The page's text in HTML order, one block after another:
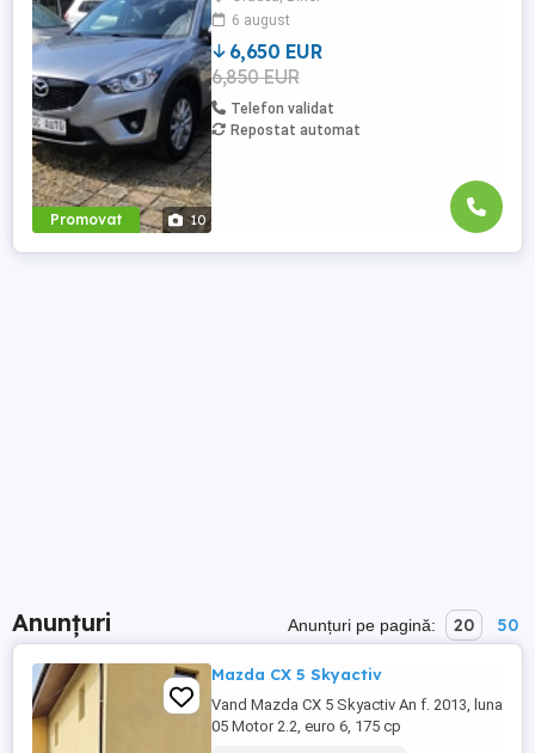
Promovat 10
și spate,geamuri electrice,senzori lumina
și ploaie,cotiera fata spate,jante de
aluminiu,8 x airbag ,oglinzi electrice ...
6 august
6,650 EUR
6,850 EUR
Telefon validat
Repostat automat
Anunțuri Anunțuri pe pagină: 20 50
Mazda CX 5 Skyactiv
Vand Mazda CX 5 Skyactiv An f. 2013, luna
05 Motor 2.2, euro 6, 175 cp